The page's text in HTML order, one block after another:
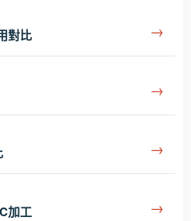
對比 →
→
→
加工 →